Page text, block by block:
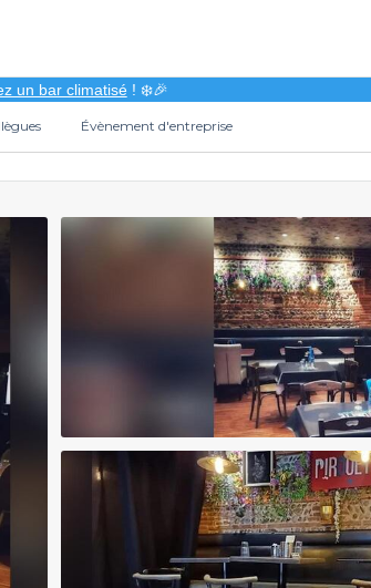
un bar climatisé! ❄️🎉
Évènement d'entreprise